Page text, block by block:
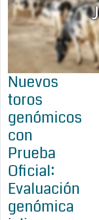
Nuevos
toros
genómicos
con
Prueba
Oficial:
Evaluación
genómica